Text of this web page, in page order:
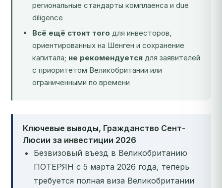
региональные стандарты комплаенса и due
diligence
Всё ещё стоит того для инвесторов,
ориентированных на Шенген и сохранение
капитала; не рекомендуется для заявителей
с приоритетом Великобритании или
ограниченными по времени
Ключевые выводы, Гражданство Сент-
Люсии за инвестиции 2026
Безвизовый въезд в Великобританию
ПОТЕРЯН с 5 марта 2026 года, теперь
требуется полная виза Великобритании